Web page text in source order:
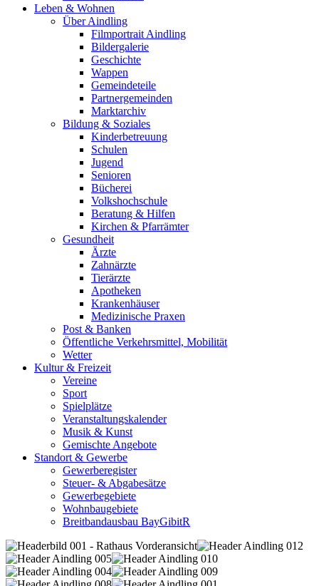
Leben & Wohnen
Über Aindling
Filmportrait Aindling
Bildergalerie
Geschichte
Wappen
Gemeindeteile
Partnergemeinden
Marktarchiv
Bildung & Soziales
Kinderbetreuung
Schulen
Jugend
Senioren
Bücherei
Volkshochschule
Beratung & Hilfen
Kirchen & Pfarrämter
Gesundheit
Ärzte
Zahnärzte
Tierärzte
Apotheken
Krankenhäuser
Medizinische Praxen
Post & Banken
Öffentliche Verkehrsmittel, Mobilität
Wetter
Kultur & Freizeit
Vereine
Sport
Spielplätze
Veranstaltungskalender
Musik & Kunst
Gemischte Angebote
Standort & Gewerbe
Gewerberegister
Steuer- & Abgabesätze
Gewerbegebiete
Wohnbaugebiete
Breitbandausbau BayGibitR